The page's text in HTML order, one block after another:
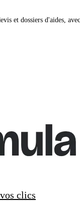
et dossiers d'aides,
clics